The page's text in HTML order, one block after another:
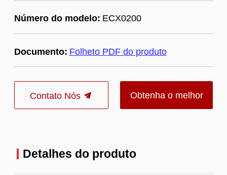
Número do modelo: ECX0200
Documento: Folheto PDF do produto
Contato Nós Obtenha o melhor
Detalhes do produto